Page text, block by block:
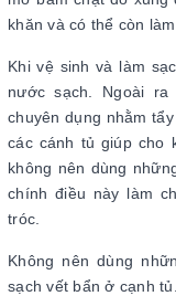
khăn và có thể còn
Khi vệ sinh và làm
nước sạch. Ngoài
chuyên dụng nhằm
các cánh tủ giúp cho
không nên dùng
chính điều này làm
tróc.
Không nên dùng
sạch vết bẩn ở cạnh